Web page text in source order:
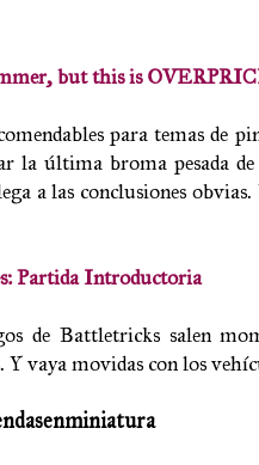
but this is
para temas de
la última broma pesada
a las conclusiones
Partida Introductoria
de Battletricks salen
Y vaya movidas con los